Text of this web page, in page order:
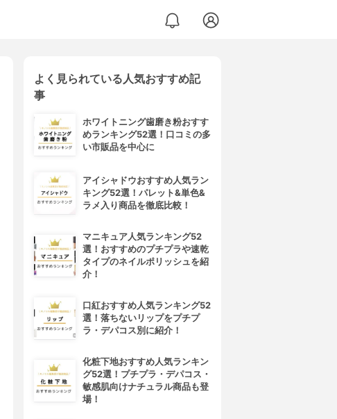
よく見られている人気おすすめ記
事
ホワイトニング歯磨き粉おすす
めランキング52選！口コミの多
い市販品を中心に
アイシャドウおすすめ人気ラン
キング52選！パレット&単色&
ラメ入り商品を徹底比較！
マニキュア人気ランキング52
選！おすすめのプチプラや速乾
タイプのネイルポリッシュを紹
介！
口紅おすすめ人気ランキング52
選！落ちないリップをプチプ
ラ・デパコス別に紹介！
化粧下地おすすめ人気ランキン
グ52選！プチプラ・デパコス・
敏感肌向けナチュラル商品も登
場！